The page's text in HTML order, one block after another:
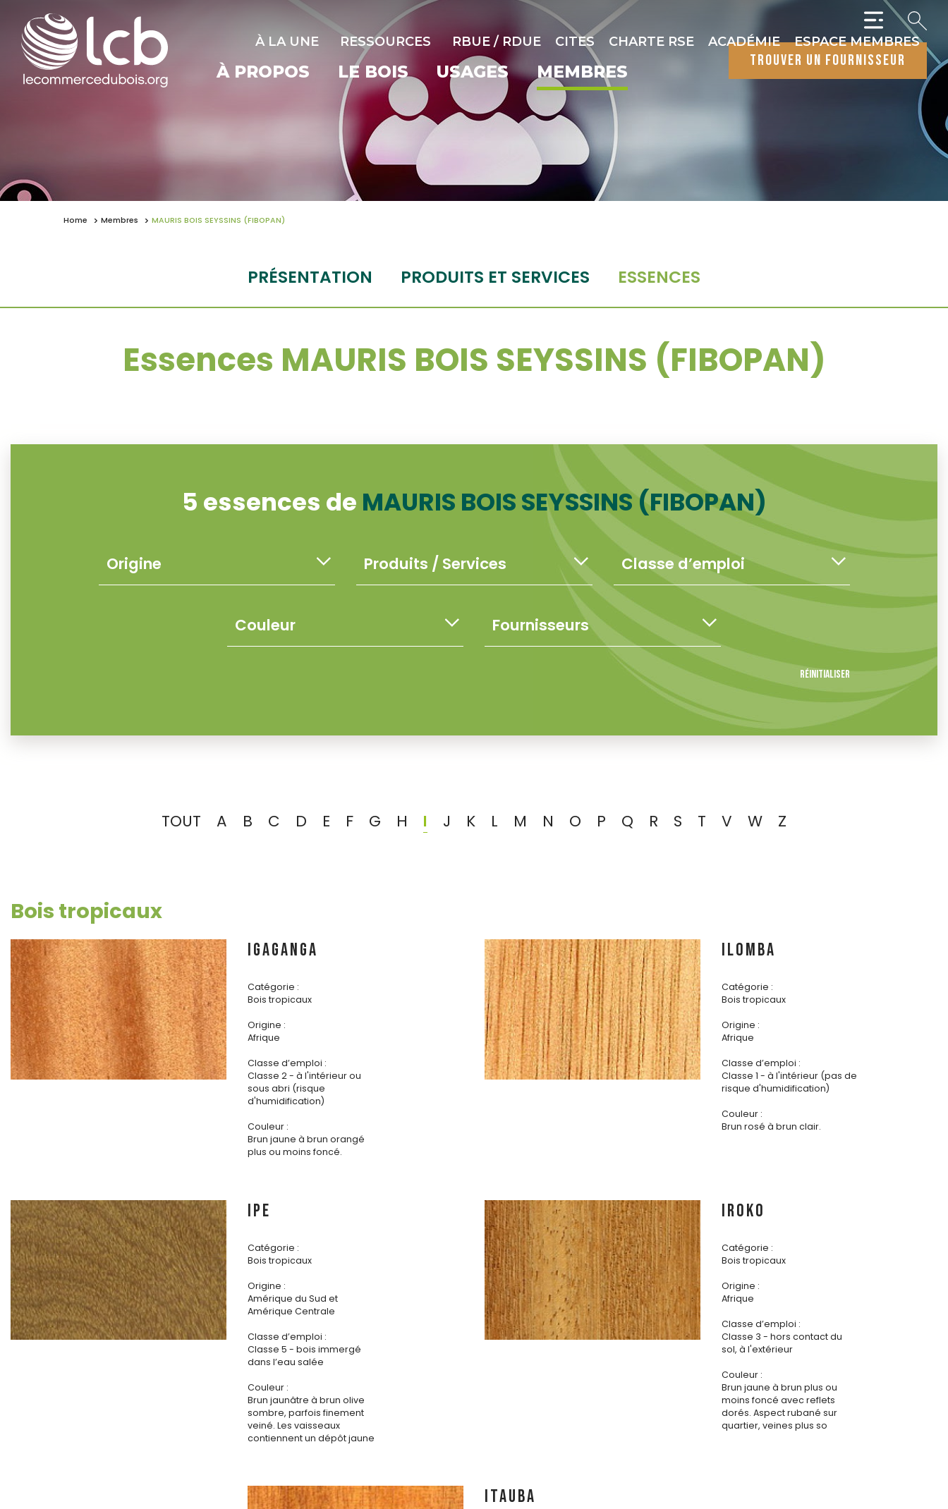
À LA UNE RESSOURCES RBUE / RDUE CITES CHARTE RSE ACADÉMIE ESPACE MEMBRES
À PROPOS LE BOIS USAGES MEMBRES
trouver un fournisseur
Home Membres MAURIS BOIS SEYSSINS (FIBOPAN)
PRÉSENTATION PRODUITS ET SERVICES ESSENCES
Essences MAURIS BOIS SEYSSINS (FIBOPAN)
5 essences de MAURIS BOIS SEYSSINS (FIBOPAN)
Réinitialiser
TOUT A B C D E F G H I J K L M N O P Q R S T V W Z
Bois tropicaux
IGAGANGA
Catégorie :
Bois tropicaux
Origine :
Afrique
Classe d’emploi :
Classe 2 - à l'intérieur ou
sous abri (risque
d'humidification)
Couleur :
Brun jaune à brun orangé
plus ou moins foncé.
ILOMBA
Catégorie :
Bois tropicaux
Origine :
Afrique
Classe d’emploi :
Classe 1 - à l'intérieur (pas de
risque d'humidification)
Couleur :
Brun rosé à brun clair.
IPE
Catégorie :
Bois tropicaux
Origine :
Amérique du Sud et
Amérique Centrale
Classe d’emploi :
Classe 5 - bois immergé
dans l’eau salée
Couleur :
Brun jaunâtre à brun olive
sombre, parfois finement
veiné. Les vaisseaux
contiennent un dépôt jaune
IROKO
Catégorie :
Bois tropicaux
Origine :
Afrique
Classe d’emploi :
Classe 3 - hors contact du
sol, à l'extérieur
Couleur :
Brun jaune à brun plus ou
moins foncé avec reflets
dorés. Aspect rubané sur
quartier, veines plus so
ITAUBA